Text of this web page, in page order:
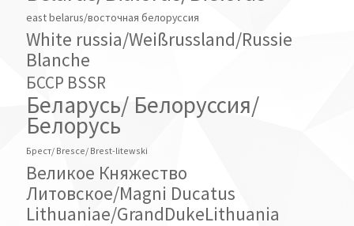
east belarus/восточная белоруссия
White russia/Weißrussland/Russie
Blanche
БССР BSSR
Беларусь/ Белоруссия/
Белорусь
Брест/ Bresce/ Brest-litewski
Великое Княжество
Литовское/Magni Ducatus
Lithuaniae/GrandDukeLithuania